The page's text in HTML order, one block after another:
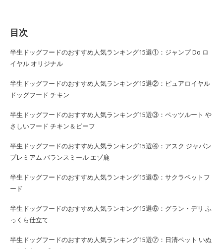
目次
半生ドッグフードのおすすめ人気ランキング15選①：ジャンプ Do ロ
イヤル オリジナル
半生ドッグフードのおすすめ人気ランキング15選②：ピュアロイヤル
ドッグフード チキン
半生ドッグフードのおすすめ人気ランキング15選③：ペッツルート や
さしいフード チキン＆ビーフ
半生ドッグフードのおすすめ人気ランキング15選④：アスク ジャパン
プレミアム バランスミール エゾ鹿
半生ドッグフードのおすすめ人気ランキング15選⑤：サクラペットフ
ード
半生ドッグフードのおすすめ人気ランキング15選⑥：グラン・デリ ふ
っくら仕立て
半生ドッグフードのおすすめ人気ランキング15選⑦：日清ペット いぬ